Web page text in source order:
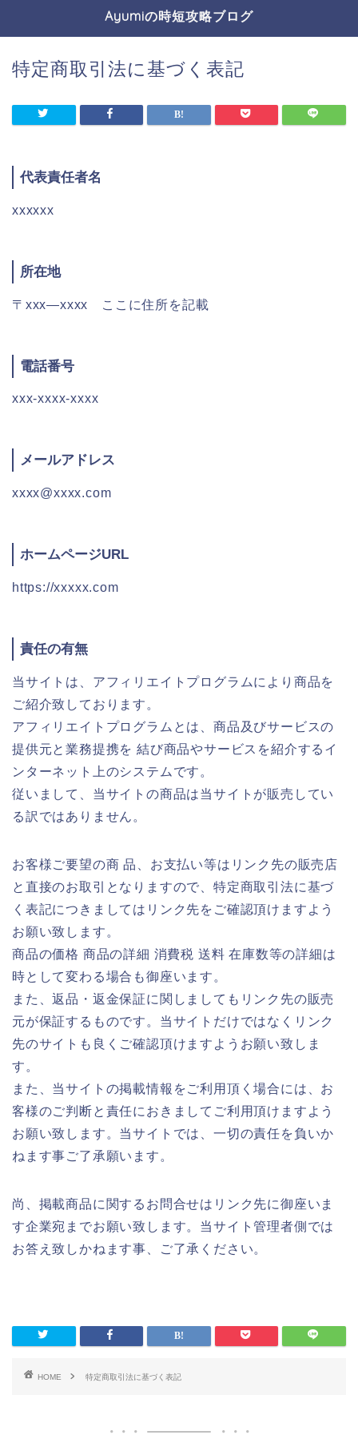
Ayumiの時短攻略ブログ
特定商取引法に基づく表記
代表責任者名
xxxxxx
所在地
〒xxx―xxxx ここに住所を記載
電話番号
xxx-xxxx-xxxx
メールアドレス
xxxx@xxxx.com
ホームページURL
https://xxxxx.com
責任の有無
当サイトは、アフィリエイトプログラムにより商品を
ご紹介致しております。
アフィリエイトプログラムとは、商品及びサービスの
提供元と業務提携を 結び商品やサービスを紹介するイ
ンターネット上のシステムです。
従いまして、当サイトの商品は当サイトが販売してい
る訳ではありません。
お客様ご要望の商 品、お支払い等はリンク先の販売店
と直接のお取引となりますので、特定商取引法に基づ
く表記につきましてはリンク先をご確認頂けますよう
お願い致します。
商品の価格 商品の詳細 消費税 送料 在庫数等の詳細は
時として変わる場合も御座います。
また、返品・返金保証に関しましてもリンク先の販売
元が保証するものです。当サイトだけではなくリンク
先のサイトも良くご確認頂けますようお願い致しま
す。
また、当サイトの掲載情報をご利用頂く場合には、お
客様のご判断と責任におきましてご利用頂けますよう
お願い致します。当サイトでは、一切の責任を負いか
ねます事ご了承願います。
尚、掲載商品に関するお問合せはリンク先に御座いま
す企業宛までお願い致します。当サイト管理者側では
お答え致しかねます事、ご了承ください。
HOME 特定商取引法に基づく表記